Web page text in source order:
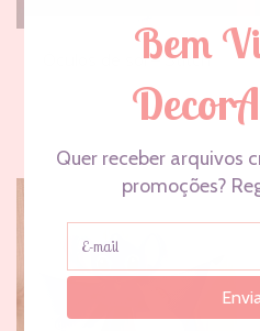
Óculos de sol – Stitch
20,90